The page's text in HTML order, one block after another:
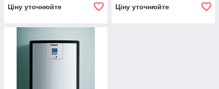
Ціну уточнюйте Ціну уточнюйте